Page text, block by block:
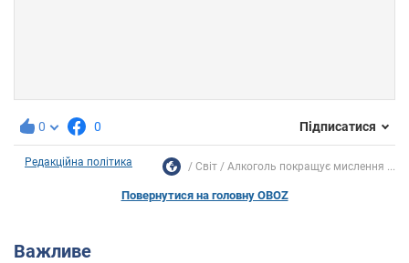
0 0 Підписатися
Редакційна політика Світ Алкоголь покращує мислення ...
Повернутися на головну OBOZ
Важливе